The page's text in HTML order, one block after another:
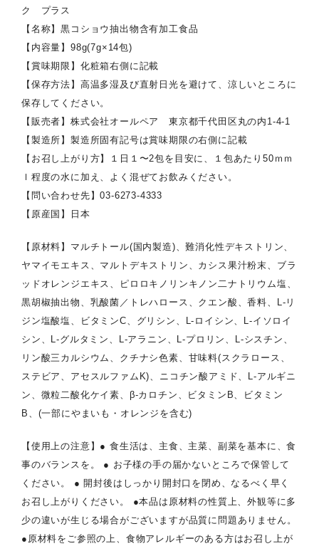
ク プラス
【名称】黒コショウ抽出物含有加工食品
【内容量】98g(7g×14包)
【賞味期限】化粧箱右側に記載
【保存方法】高温多湿及び直射日光を避けて、涼しいところに
保存してください。
【販売者】株式会社オールペア 東京都千代田区丸の内1-4-1
【製造所】製造所固有記号は賞味期限の右側に記載
【お召し上がり方】１日１〜2包を目安に、１包あたり50ｍｍ
ｌ程度の水に加え、よく混ぜてお飲みください。
【問い合わせ先】03-6273-4333
【原産国】日本
【原材料】マルチトール(国内製造)、難消化性デキストリン、
ヤマイモエキス、マルトデキストリン、カシス果汁粉末、ブラ
ッドオレンジエキス、ピロロキノリンキノン二ナトリウム塩、
黒胡椒抽出物、乳酸菌／トレハロース、クエン酸、香料、L-リ
ジン塩酸塩、ビタミンC、グリシン、L-ロイシン、L-イソロイ
シン、L-グルタミン、L-アラニン、L-プロリン、L-シスチン、
リン酸三カルシウム、クチナシ色素、甘味料(スクラロース、
ステビア、アセスルファムK)、ニコチン酸アミド、L-アルギニ
ン、微粒二酸化ケイ素、β-カロチン、ビタミンB、ビタミン
B、(一部にやまいも・オレンジを含む)
【使用上の注意】● 食生活は、主食、主菜、副菜を基本に、食
事のバランスを。 ● お子様の手の届かないところで保管して
ください。 ● 開封後はしっかり開封口を閉め、なるべく早く
お召し上がりください。 ●本品は原材料の性質上、外観等に多
少の違いが生じる場合がございますが品質に問題ありません。
●原材料をご参照の上、食物アレルギーのある方はお召し上が